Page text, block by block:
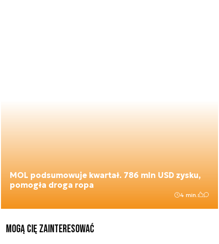
MOL podsumowuje kwartał. 786 mln USD zysku,
pomogła droga ropa
4 min.
Mogą Cię zainteresować